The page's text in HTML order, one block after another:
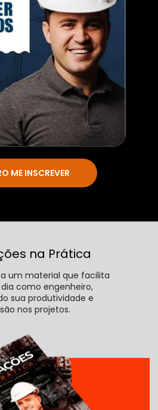
ME INSCREVER
na Prática
um material que facilita
como engenheiro,
sua produtividade e
nos projetos.